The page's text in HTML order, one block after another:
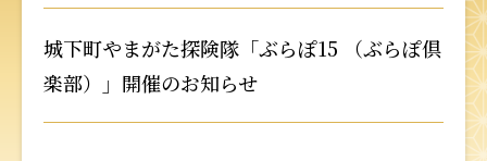
城下町やまがた探険隊「ぶらぽ15 （ぶらぽ倶
楽部）」開催のお知らせ